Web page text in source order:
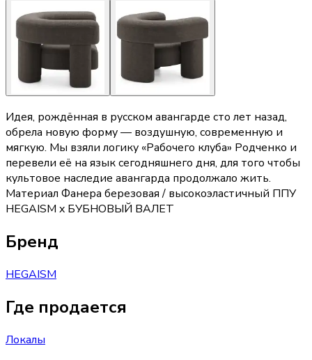
Идея, рождённая в русском авангарде сто лет назад,
обрела новую форму — воздушную, современную и
мягкую. Мы взяли логику «Рабочего клуба» Родченко и
перевели её на язык сегодняшнего дня, для того чтобы
культовое наследие авангарда продолжало жить.
Материал Фанера березовая / высокоэластичный ППУ
HEGAISM x БУБНОВЫЙ ВАЛЕТ
Бренд
HEGAISM
Где продается
Локалы